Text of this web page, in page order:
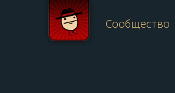
Сообщество